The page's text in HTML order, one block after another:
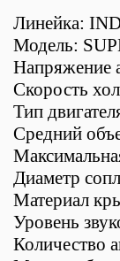
Линейка:
Модель:
Напряжение
Скорость
Тип
Средний
Диаметр
Материал
Уровень
Количество